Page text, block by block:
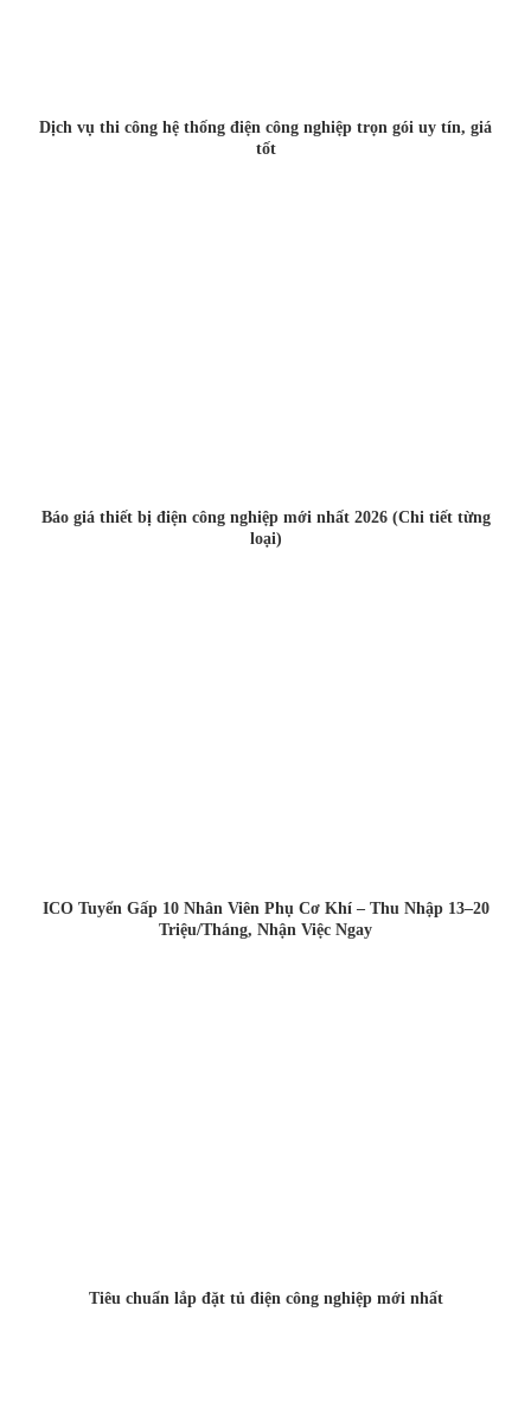
Dịch vụ thi công hệ thống điện công nghiệp trọn gói uy tín, giá
tốt
Báo giá thiết bị điện công nghiệp mới nhất 2026 (Chi tiết từng
loại)
ICO Tuyển Gấp 10 Nhân Viên Phụ Cơ Khí – Thu Nhập 13–20
Triệu/Tháng, Nhận Việc Ngay
Tiêu chuẩn lắp đặt tủ điện công nghiệp mới nhất